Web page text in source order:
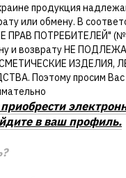
продукция
или обмену. В
ПРАВ ПОТРЕБИТЕЛЕЙ" (№
и возврату НЕ
ИЗДЕЛИЯ,
Поэтому просим Вас
в ваш профиль.